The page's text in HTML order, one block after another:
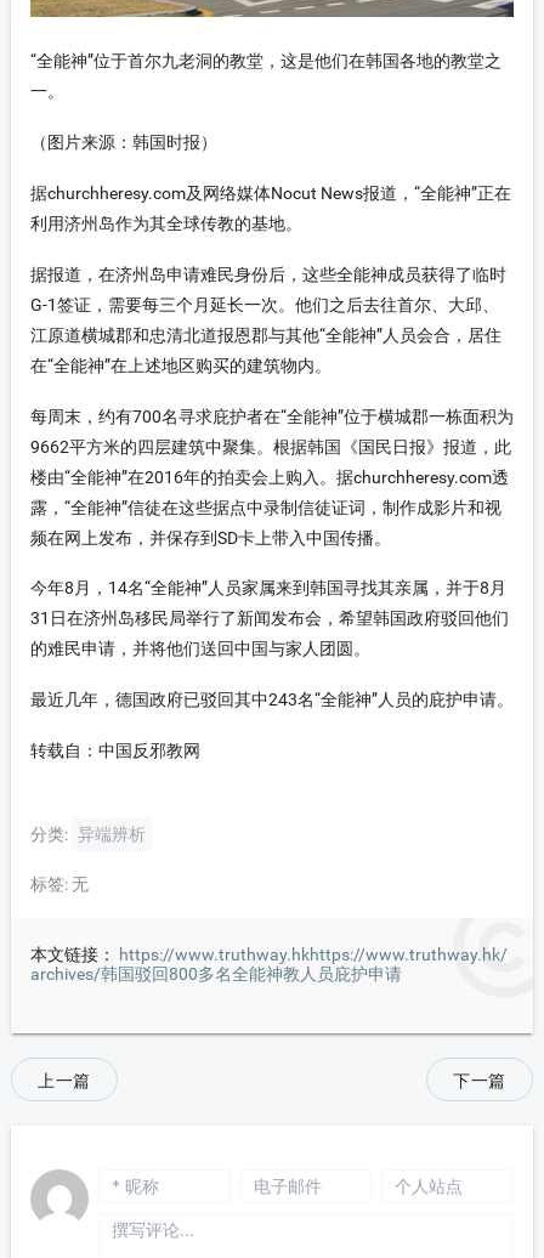
“全能神”位于首尔九老洞的教堂，这是他们在韩国各地的教堂之
一。
（图片来源：韩国时报）
据churchheresy.com及网络媒体Nocut News报道，“全能神”正在
利用济州岛作为其全球传教的基地。
据报道，在济州岛申请难民身份后，这些全能神成员获得了临时
G-1签证，需要每三个月延长一次。他们之后去往首尔、大邱、
江原道横城郡和忠清北道报恩郡与其他“全能神”人员会合，居住
在“全能神”在上述地区购买的建筑物内。
每周末，约有700名寻求庇护者在“全能神”位于横城郡一栋面积为
9662平方米的四层建筑中聚集。根据韩国《国民日报》报道，此
楼由“全能神”在2016年的拍卖会上购入。据churchheresy.com透
露，“全能神”信徒在这些据点中录制信徒证词，制作成影片和视
频在网上发布，并保存到SD卡上带入中国传播。
今年8月，14名“全能神”人员家属来到韩国寻找其亲属，并于8月
31日在济州岛移民局举行了新闻发布会，希望韩国政府驳回他们
的难民申请，并将他们送回中国与家人团圆。
最近几年，德国政府已驳回其中243名“全能神”人员的庇护申请。
转载自：中国反邪教网
分类: 异端辨析
标签:无
本文链接：
https://www.truthway.hkhttps://www.truthway.hk/
archives/韩国驳回800多名全能神教人员庇护申请
上一篇 下一篇